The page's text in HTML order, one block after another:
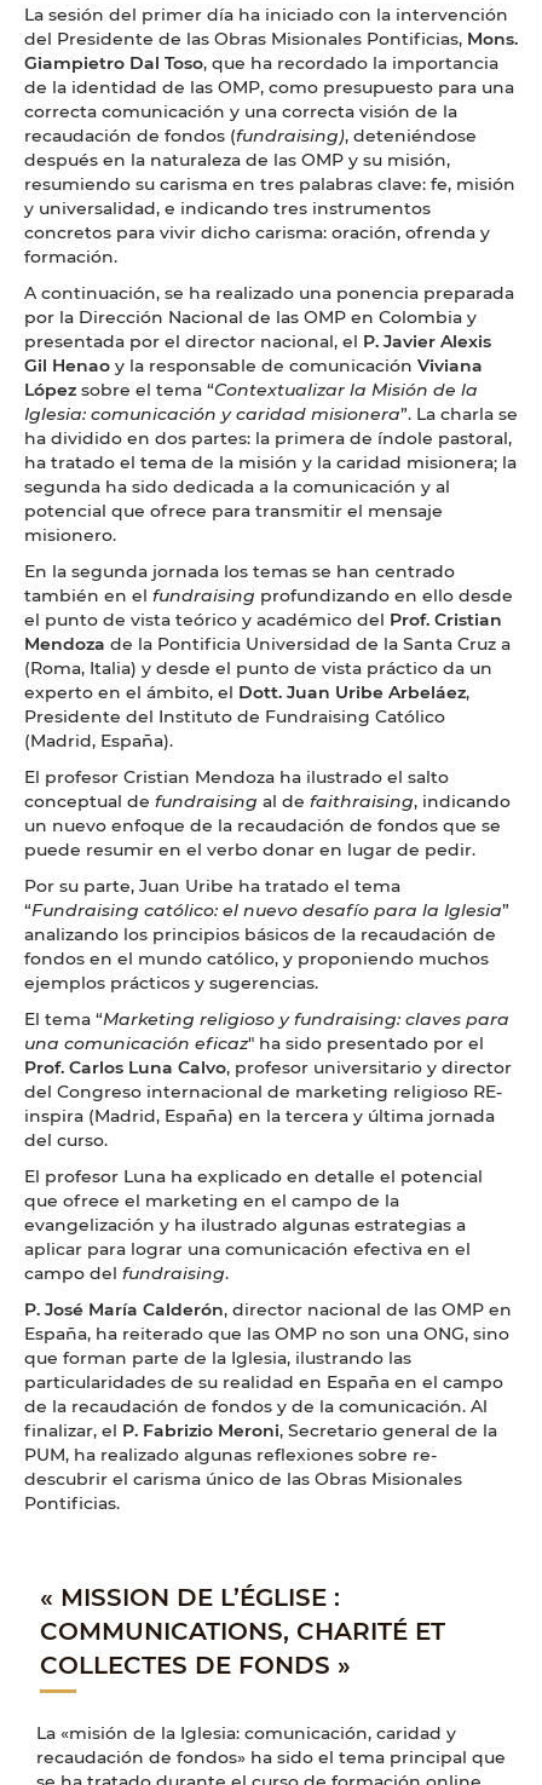
La sesión del primer día ha iniciado con la intervención
del Presidente de las Obras Misionales Pontificias, Mons.
Giampietro Dal Toso, que ha recordado la importancia
de la identidad de las OMP, como presupuesto para una
correcta comunicación y una correcta visión de la
recaudación de fondos (fundraising), deteniéndose
después en la naturaleza de las OMP y su misión,
resumiendo su carisma en tres palabras clave: fe, misión
y universalidad, e indicando tres instrumentos
concretos para vivir dicho carisma: oración, ofrenda y
formación.
A continuación, se ha realizado una ponencia preparada
por la Dirección Nacional de las OMP en Colombia y
presentada por el director nacional, el P. Javier Alexis
Gil Henao y la responsable de comunicación Viviana
López sobre el tema “Contextualizar la Misión de la
Iglesia: comunicación y caridad misionera”. La charla se
ha dividido en dos partes: la primera de índole pastoral,
ha tratado el tema de la misión y la caridad misionera; la
segunda ha sido dedicada a la comunicación y al
potencial que ofrece para transmitir el mensaje
misionero.
En la segunda jornada los temas se han centrado
también en el fundraising profundizando en ello desde
el punto de vista teórico y académico del Prof. Cristian
Mendoza de la Pontificia Universidad de la Santa Cruz a
(Roma, Italia) y desde el punto de vista práctico da un
experto en el ámbito, el Dott. Juan Uribe Arbeláez,
Presidente del Instituto de Fundraising Católico
(Madrid, España).
El profesor Cristian Mendoza ha ilustrado el salto
conceptual de fundraising al de faithraising, indicando
un nuevo enfoque de la recaudación de fondos que se
puede resumir en el verbo donar en lugar de pedir.
Por su parte, Juan Uribe ha tratado el tema
“Fundraising católico: el nuevo desafío para la Iglesia”
analizando los principios básicos de la recaudación de
fondos en el mundo católico, y proponiendo muchos
ejemplos prácticos y sugerencias.
El tema “Marketing religioso y fundraising: claves para
una comunicación eficaz" ha sido presentado por el
Prof. Carlos Luna Calvo, profesor universitario y director
del Congreso internacional de marketing religioso RE-
inspira (Madrid, España) en la tercera y última jornada
del curso.
El profesor Luna ha explicado en detalle el potencial
que ofrece el marketing en el campo de la
evangelización y ha ilustrado algunas estrategias a
aplicar para lograr una comunicación efectiva en el
campo del fundraising.
P. José María Calderón, director nacional de las OMP en
España, ha reiterado que las OMP no son una ONG, sino
que forman parte de la Iglesia, ilustrando las
particularidades de su realidad en España en el campo
de la recaudación de fondos y de la comunicación. Al
finalizar, el P. Fabrizio Meroni, Secretario general de la
PUM, ha realizado algunas reflexiones sobre re-
descubrir el carisma único de las Obras Misionales
Pontificias.
« MISSION DE L’ÉGLISE :
COMMUNICATIONS, CHARITÉ ET
COLLECTES DE FONDS »
La «misión de la Iglesia: comunicación, caridad y
recaudación de fondos» ha sido el tema principal que
se ha tratado durante el curso de formación online